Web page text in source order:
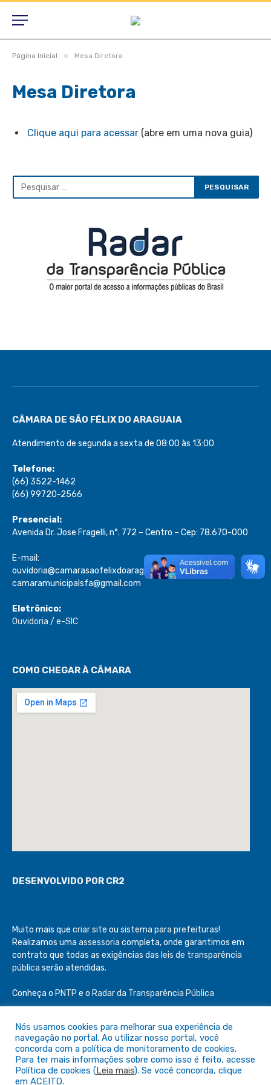
Página Inicial » Mesa Diretora
Mesa Diretora
Clique aqui para acessar (abre em uma nova guia)
CÂMARA DE SÃO FÉLIX DO ARAGUAIA
Atendimento de segunda a sexta de 08:00 às 13:00
Telefone:
(66) 3522-1462
(66) 99720-2566
Presencial:
Avenida Dr. Jose Fragelli, n°. 772 – Centro – Cep: 78.670-000
E-mail:
ouvidoria@camarasaofelixdoaraguaia.mt.gov.br
camaramunicipalsfa@gmail.com
Eletrônico:
Ouvidoria / e-SIC
COMO CHEGAR À CÂMARA
DESENVOLVIDO POR CR2
Muito mais que criar site ou sistema para prefeituras!
Realizamos uma assessoria completa, onde garantimos em
contrato que todas as exigências das leis de transparência
pública serão atendidas.
Conheça o PNTP e o Radar da Transparência Pública
Todos os direitos reservados a Câmara de São Félix do Araguaia
Nós usamos cookies para melhorar sua experiência de
navegação no portal. Ao utilizar nosso portal, você
concorda com a política de monitoramento de cookies.
Para ter mais informações sobre como isso é feito, acesse
Política de cookies (Leia mais). Se você concorda, clique
em ACEITO.